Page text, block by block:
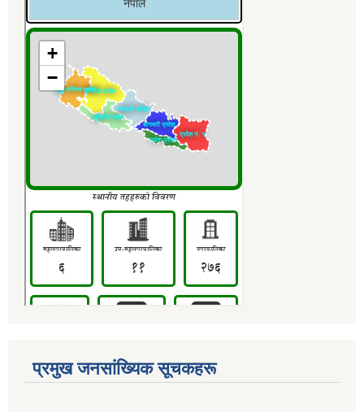
प्रमुख जनसांख्यिक सूचकहरू